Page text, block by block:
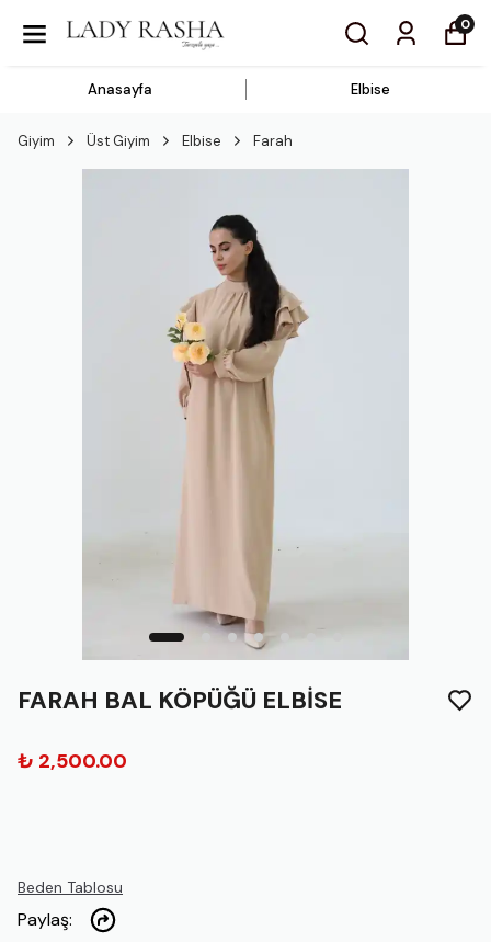
0
Anasayfa Elbise
Giyim Üst Giyim Elbise Farah
FARAH BAL KÖPÜĞÜ ELBİSE
₺ 2,500.00
Beden Tablosu
Paylaş: